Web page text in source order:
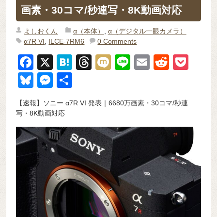
画素・30コマ/秒連写・8K動画対応
よしおくん α（本体）
α（デジタル一眼カメラ）
α7R VI
ILCE-7RM6 0 Comments
F
a
c
e
b
o
o
k
X
H
n
a
T
a
d
s
M
Li
E
R
di
t
Bl
u
e
sk
y
M
ss
e
n
g
er
【速報】ソニー α7R VI 発表｜6680万画素・30コマ/秒連
写・8K動画対応